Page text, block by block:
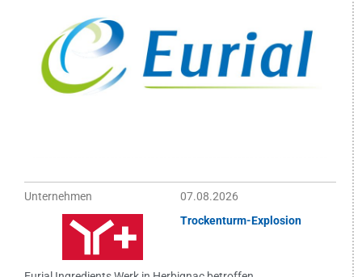
Unternehmen
07.08.2026
Trockenturm-Explosion